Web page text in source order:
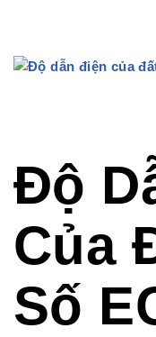
Độ
Của
Số